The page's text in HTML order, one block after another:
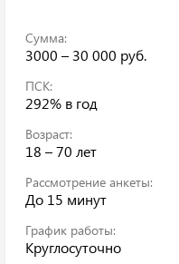
Сумма:
3000 – 30 000 руб.
ПСК:
292% в год
Возраст:
18 – 70 лет
Рассмотрение анкеты:
До 15 минут
График работы:
Круглосуточно